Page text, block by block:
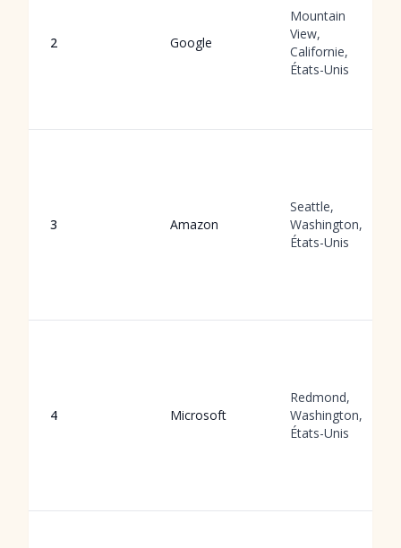
2 Google
Mountain
View,
Californie,
États-Unis
3 Amazon
Seattle,
Washington,
États-Unis
4 Microsoft
Redmond,
Washington,
États-Unis